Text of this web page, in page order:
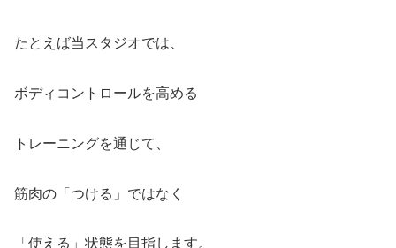
たとえば当スタジオでは、
ボディコントロールを高める
トレーニングを通じて、
筋肉の「つける」ではなく
「使える」状態を目指します。